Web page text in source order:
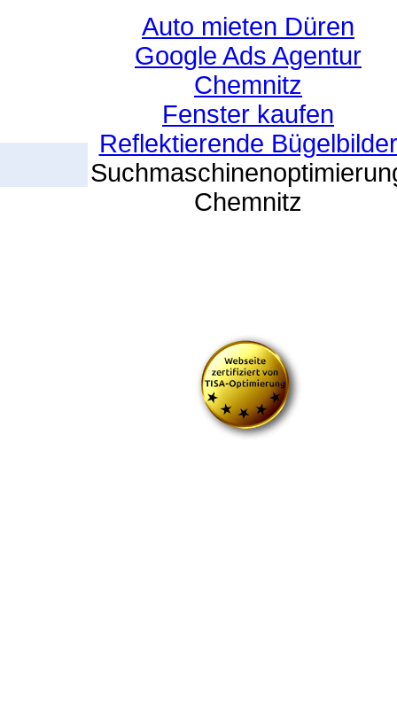
Auto mieten Düren
Google Ads Agentur
Chemnitz
Fenster kaufen
Reflektierende Bügelbilder
Chemnitz